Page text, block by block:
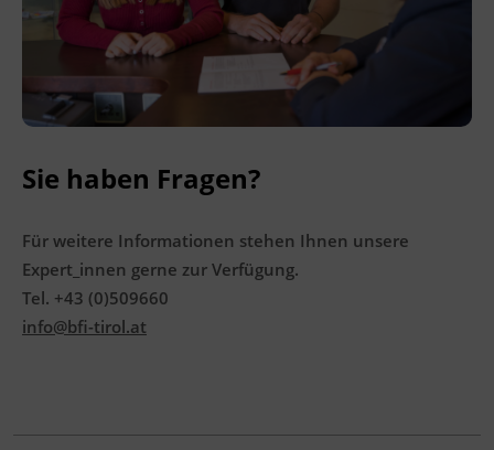
Sie haben Fragen?
Für weitere Informationen stehen Ihnen unsere
Expert_innen gerne zur Verfügung.
Tel. +43 (0)509660
info@bfi-tirol.at